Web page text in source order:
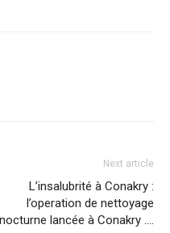
Next article
L’insalubrité à Conakry :
l’operation de nettoyage
nocturne lancée à Conakry ….